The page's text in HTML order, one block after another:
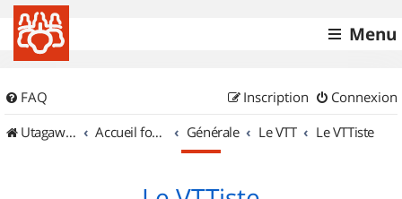
Menu
FAQ Connexion
Inscription
UtagawaVTT (Randos VTT et VTTAE avec traces GPS)
Accueil forum Générale Le VTT Le VTTiste